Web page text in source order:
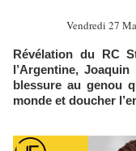
Vendredi 27
Révélation du RC
l’Argentine,
blessure au genou
monde et doucher